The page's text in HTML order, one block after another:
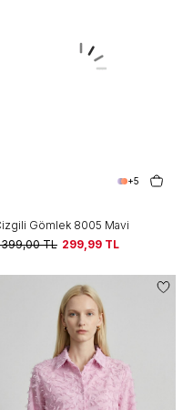
+5
Gömlek 8005 Mavi
TL 299,99 TL